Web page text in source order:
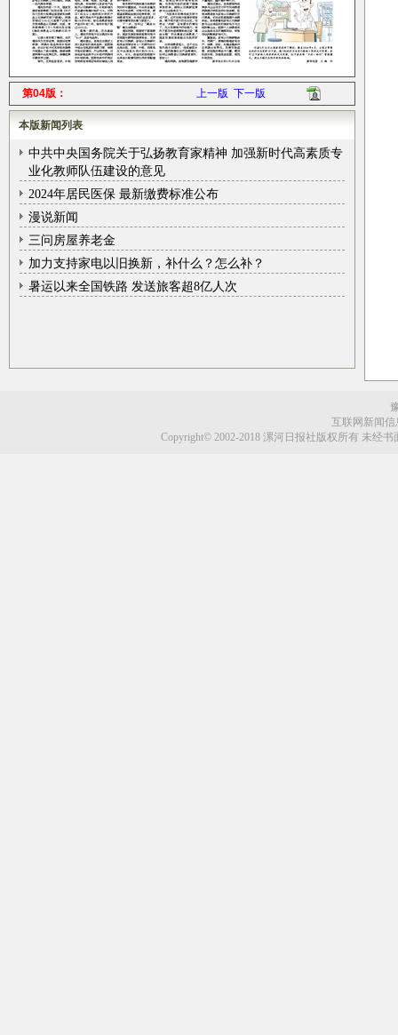
第04版： 上一版 下一版
本版新闻列表
中共中央国务院关于弘扬教育家精神 加强新时代高素质专
业化教师队伍建设的意见
2024年居民医保 最新缴费标准公布
漫说新闻
三问房屋养老金
加力支持家电以旧换新，补什么？怎么补？
暑运以来全国铁路 发送旅客超8亿人次
互联网新闻信
Copyright© 2002-2018 漯河日报社版权所有 未经